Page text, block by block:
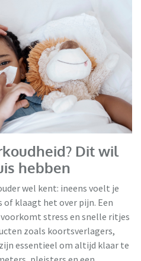
Dit wil
hebben
wel kent: ineens voelt je
of klaagt het over pijn. Een
stress en snelle ritjes
zoals koortsverlagers,
essentieel om altijd klaar te